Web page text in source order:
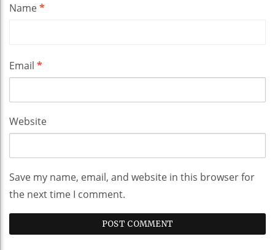
Name*
Email *
Website
Save my name, email, and website in this browser for
the next time I comment.